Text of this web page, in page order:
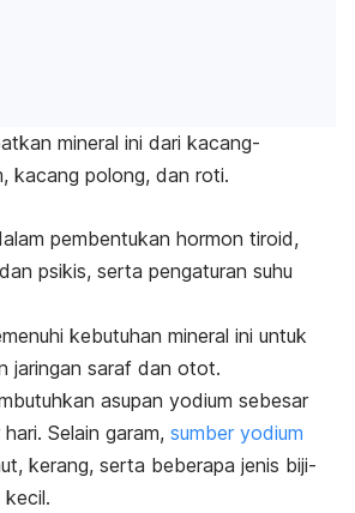
mineral ini dari kacang-
kacang polong, dan roti.
pembentukan hormon tiroid,
psikis, serta pengaturan suhu
kebutuhan mineral ini untuk
jaringan saraf dan otot.
asupan yodium sebesar
Selain garam, sumber yodium
kerang, serta beberapa jenis biji-
kecil.